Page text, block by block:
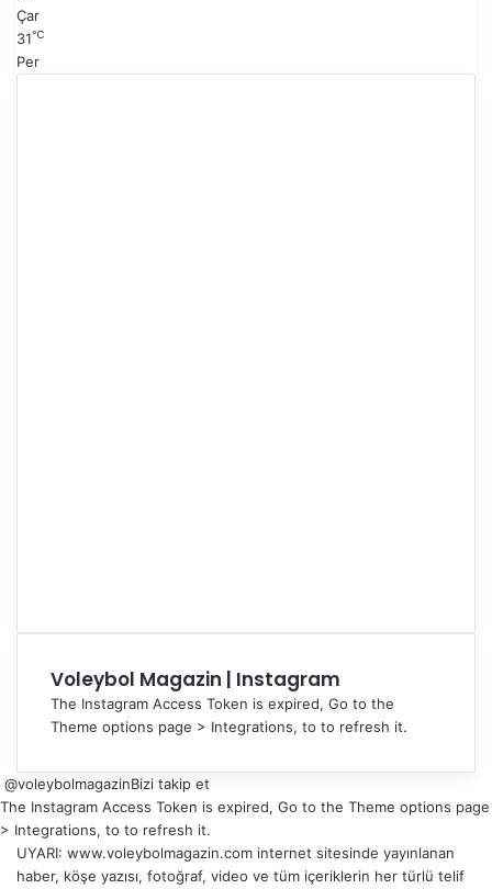
Çar
31℃
Per
Voleybol Magazin | Instagram
The Instagram Access Token is expired, Go to the
Theme options page > Integrations, to to refresh it.
@voleybolmagazinBizi takip et
The Instagram Access Token is expired, Go to the Theme options page
> Integrations, to to refresh it.
UYARI: www.voleybolmagazin.com internet sitesinde yayınlanan
haber, köşe yazısı, fotoğraf, video ve tüm içeriklerin her türlü telif